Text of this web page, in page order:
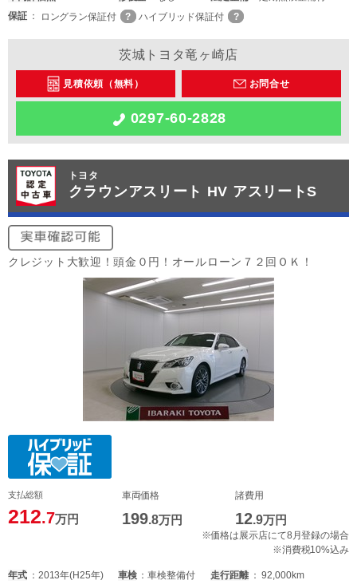
保証
ロングラン保証付 ハイブリッド保証付
茨城トヨタ竜ヶ崎店
見積依頼（無料） お問合せ
0297-60-2828
トヨタ
クラウンアスリート HV アスリートS
クレジット大歓迎！頭金０円！オールローン７２回ＯＫ！
支払総額
212.7万円
車両価格
199.8万円
諸費用
12.9万円
※価格は展示店にて8月登録の場合
※消費税10%込み
年式 2013年(H25年) 車検 車検整備付 走行距離
92,000km